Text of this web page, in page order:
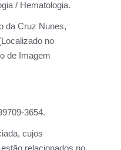
/ Hematologia.
da Cruz Nunes,
no
de Imagem
3654.
cujos